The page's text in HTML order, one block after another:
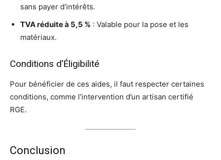
sans payer d’intérêts.
TVA réduite à 5,5 % : Valable pour la pose et les
matériaux.
Conditions d’Éligibilité
Pour bénéficier de ces aides, il faut respecter certaines
conditions, comme l’intervention d’un artisan certifié
RGE.
Conclusion